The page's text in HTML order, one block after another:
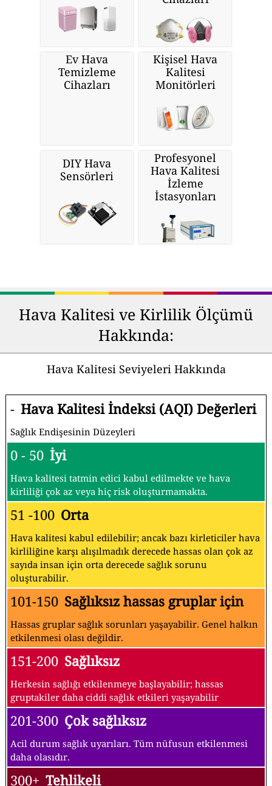
Ev Hava
Temizleme
Cihazları
Kişisel Hava
Kalitesi
Monitörleri
DIY Hava
Sensörleri
Profesyonel
Hava Kalitesi
İzleme
İstasyonları
Hava Kalitesi ve Kirlilik Ölçümü
Hakkında:
Hava Kalitesi Seviyeleri Hakkında
- Hava Kalitesi İndeksi (AQI) Değerleri
Sağlık Endişesinin Düzeyleri
0 - 50 İyi
Hava kalitesi tatmin edici kabul edilmekte ve hava
kirliliği çok az veya hiç risk oluşturmamakta.
51 -100 Orta
Hava kalitesi kabul edilebilir; ancak bazı kirleticiler hava
kirliliğine karşı alışılmadık derecede hassas olan çok az
sayıda insan için orta derecede sağlık sorunu
oluşturabilir.
101-150 Sağlıksız hassas gruplar için
Hassas gruplar sağlık sorunları yaşayabilir. Genel halkın
etkilenmesi olası değildir.
151-200 Sağlıksız
Herkesin sağlığı etkilenmeye başlayabilir; hassas
gruptakiler daha ciddi sağlık etkileri yaşayabilir
201-300 Çok sağlıksız
Acil durum sağlık uyarıları. Tüm nüfusun etkilenmesi
daha olasıdır.
300+ Tehlikeli